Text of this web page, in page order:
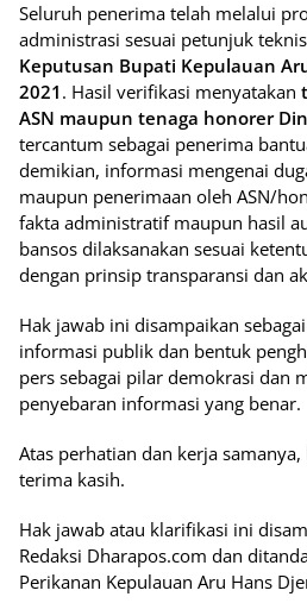
Seluruh penerima telah melalui
administrasi sesuai petunjuk
Keputusan Bupati Kepulauan
2021 . Hasil verifikasi menyatakan
ASN maupun tenaga honorer
tercantum sebagai penerima
demikian, informasi mengenai
maupun penerimaan oleh ASN/
fakta administratif maupun hasil
bansos dilaksanakan sesuai
dengan prinsip transparansi dan
Hak jawab ini disampaikan
informasi publik dan bentuk
pers sebagai pilar demokrasi dan
penyebaran informasi yang benar.
Atas perhatian dan kerja
terima kasih.
Hak jawab atau klarifikasi ini
Redaksi Dharapos.com dan
Perikanan Kepulauan Aru Hans